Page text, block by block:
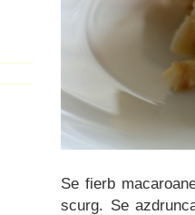
Se fierb
scurg. Se